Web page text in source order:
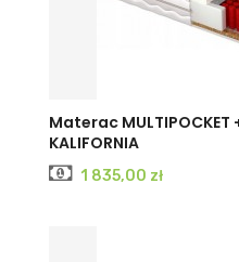
Materac MULTIPOCKET
KALIFORNIA
Cena
1 835,00 zł